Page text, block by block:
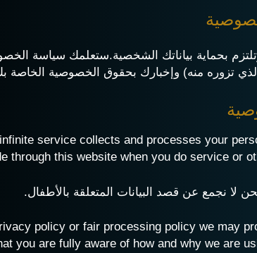
بحماية بياناتك الشخصية.ستعلمك سياسة
تزوره منه) وإخبارك بحقوق الخصوصية الخاصة
service collects and processes your
through this website when you do service or
لا نجمع عن قصد البيانات المتعلقة بالأطفال.
policy or fair processing policy we may
you are fully aware of how and why we are